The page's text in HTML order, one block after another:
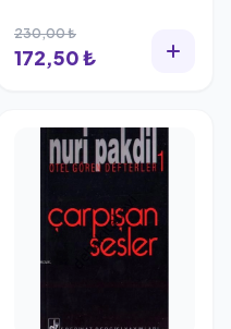
230,00 ₺
172,50 ₺